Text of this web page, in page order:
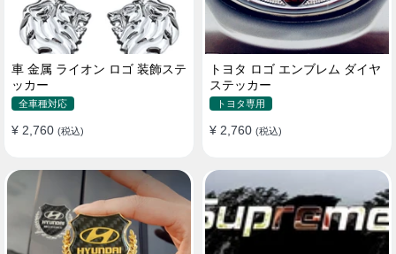
車 金属 ライオン ロゴ 装飾ステ
ッカー
全車種対応
¥ 2,760 (税込)
トヨタ ロゴ エンブレム ダイヤ
ステッカー
トヨタ専用
¥ 2,760 (税込)